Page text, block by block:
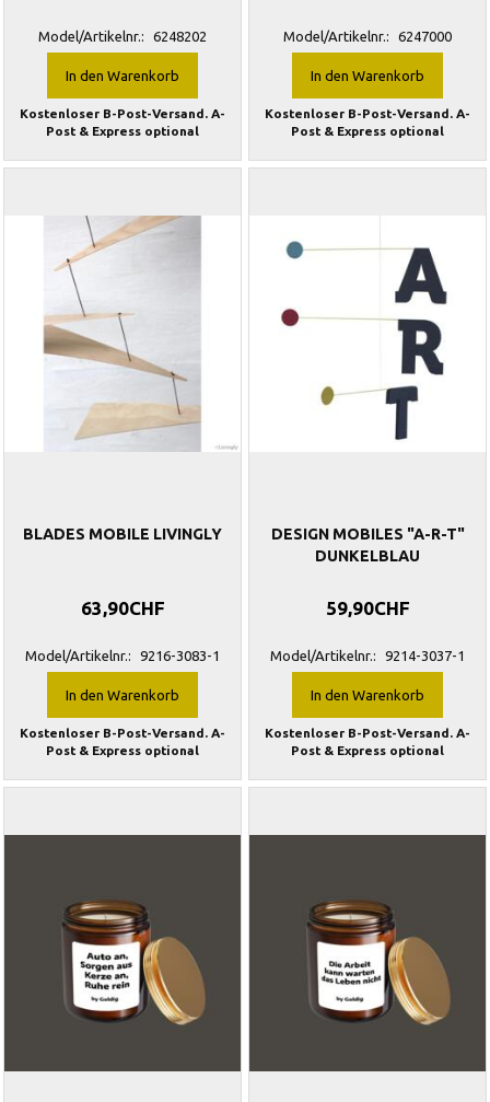
Model/Artikelnr.: 6248202
In den Warenkorb
Kostenloser B-Post-Versand. A-
Post & Express optional
Model/Artikelnr.: 6247000
In den Warenkorb
Kostenloser B-Post-Versand. A-
Post & Express optional
BLADES MOBILE LIVINGLY
63,90CHF
Model/Artikelnr.: 9216-3083-1
In den Warenkorb
Kostenloser B-Post-Versand. A-
Post & Express optional
DESIGN MOBILES "A-R-T"
DUNKELBLAU
59,90CHF
Model/Artikelnr.: 9214-3037-1
In den Warenkorb
Kostenloser B-Post-Versand. A-
Post & Express optional